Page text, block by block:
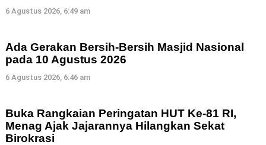
6 Agustus 2026, 6:49 am
Ada Gerakan Bersih-Bersih Masjid Nasional
pada 10 Agustus 2026
6 Agustus 2026, 6:46 am
Buka Rangkaian Peringatan HUT Ke-81 RI,
Menag Ajak Jajarannya Hilangkan Sekat
Birokrasi